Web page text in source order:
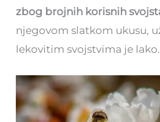
zbog brojnih korisnih
njegovom slatkom ukusu,
lekovitim svojstvima je lako.